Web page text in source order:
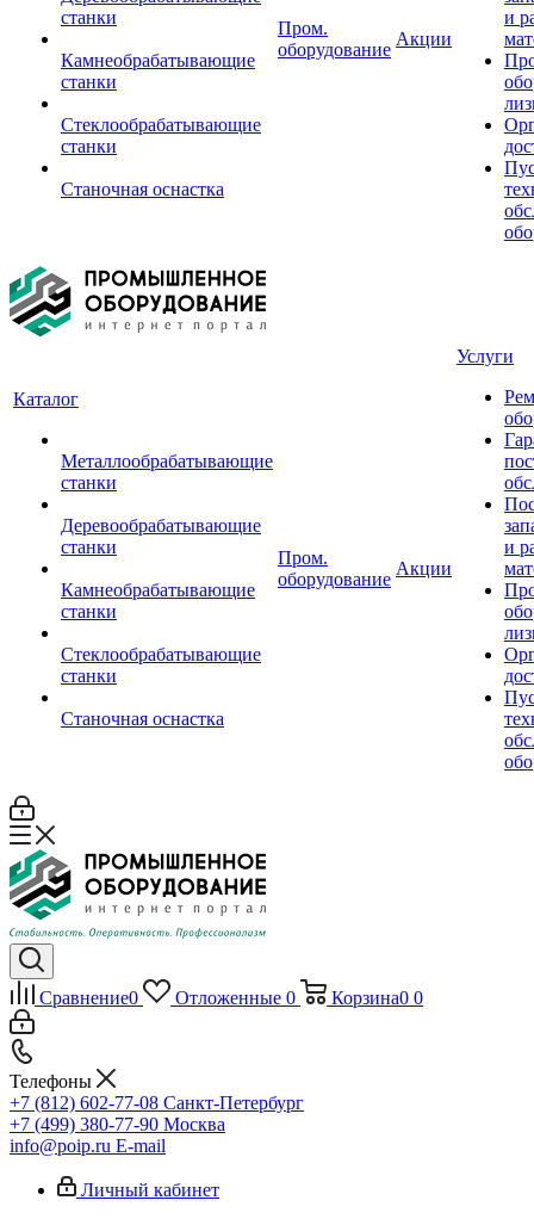
станки
Камнеобрабатывающие
станки
Стеклообрабатывающие
станки
Станочная оснастка
Пром.
оборудование
Акции
и
Каталог
Металлообрабатывающие
станки
Деревообрабатывающие
станки
Камнеобрабатывающие
станки
Стеклообрабатывающие
станки
Станочная оснастка
Пром.
оборудование
Акции
Услуги
и
Сравнение0 Отложенные 0 Корзина0 0
Телефоны
+7 (812) 602-77-08 Санкт-Петербург
+7 (499) 380-77-90 Москва
info@poip.ru E-mail
Личный кабинет